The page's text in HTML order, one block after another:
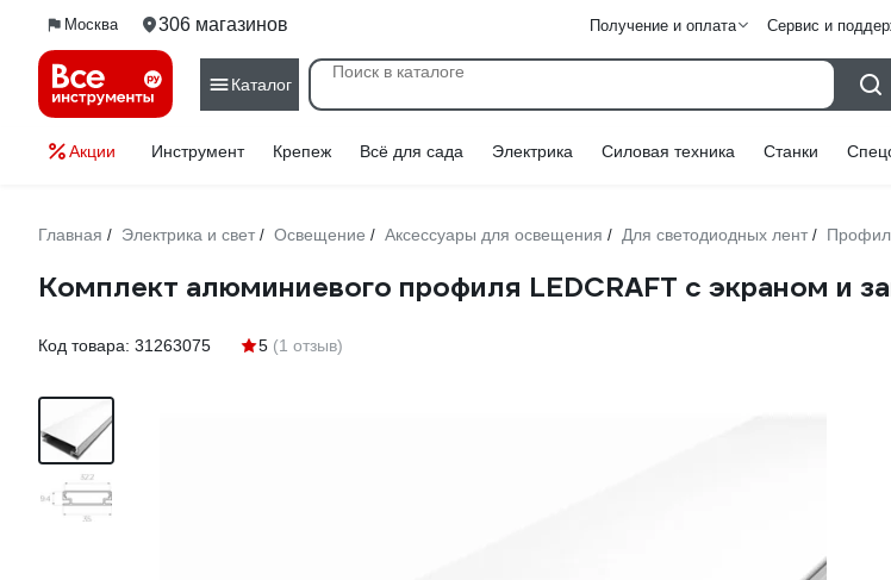
Москва 306 магазинов Получение и оплата Сервис и
Каталог
Акции Инструмент Крепеж Всё для сада Электрика Силовая техника Станки
Главная / Электрика и свет / Освещение / Аксессуары для освещения / Для светодиодных лент /
Комплект алюминиевого профиля LEDCRAFT с экраном и
Код товара: 31263075 5 (1 отзыв)